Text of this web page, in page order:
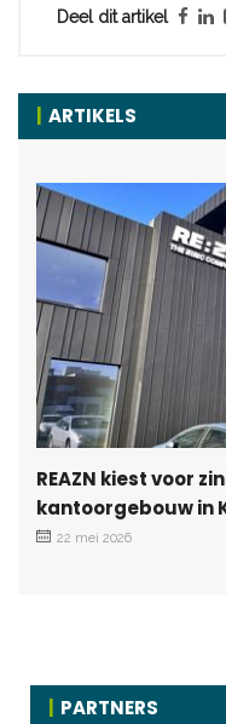
Deel dit artikel
ARTIKELS
REAZN kiest voor
kantoorgebouw in
22 mei 2026
PARTNERS